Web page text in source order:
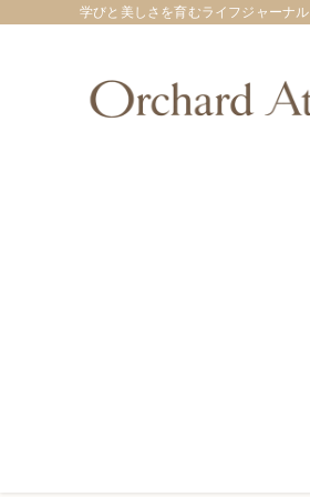
学びと美しさを育むライフジャーナル